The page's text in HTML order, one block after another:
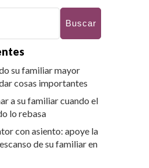
Buscar
su familiar mayor
cosas importantes
a su familiar cuando el
lo rebasa
con asiento: apoye la
de su familiar en